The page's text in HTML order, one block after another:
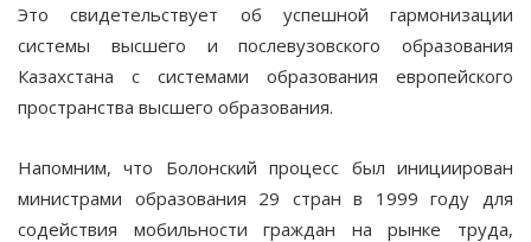
Это свидетельствует об успешной гармонизации
системы высшего и послевузовского образования
Казахстана с системами образования европейского
пространства высшего образования.
Напомним, что Болонский процесс был инициирован
министрами образования 29 стран в 1999 году для
содействия мобильности граждан на рынке труда,